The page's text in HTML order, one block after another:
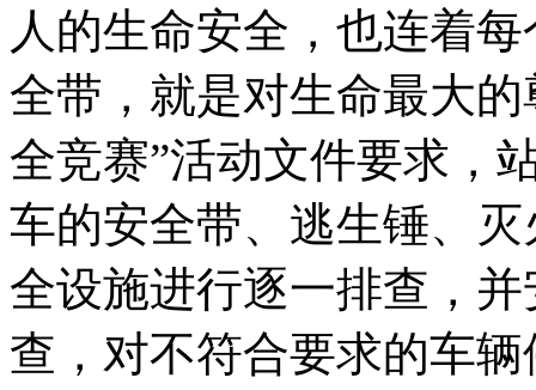
人的生命安全，也连着
全带，就是对生命最大
全竞赛”活动文件要求，
车的安全带、逃生锤、
全设施进行逐一排查，
查，对不符合要求的车